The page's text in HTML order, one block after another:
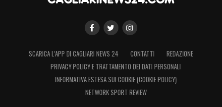
SCARICA L’APP DI CAGLIARI NEWS 24 CONTATTI
REDAZIONE
PRIVACY POLICY E TRATTAMENTO DEI DATI PERSONALI
INFORMATIVA ESTESA SUI COOKIE (COOKIE POLICY)
NETWORK SPORT REVIEW